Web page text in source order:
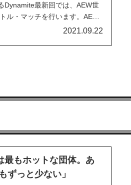
Dynamite最新回では、AEW世
ル・マッチを行います。AEW
詞とも言える「Yes!チャン
2021.09.22
最もホットな団体。あ
ずっと少ない」